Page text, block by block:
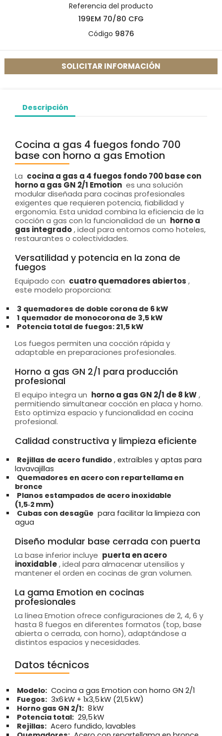
Referencia del producto
199EM 70/80 CFG
Código 9876
SOLICITAR INFORMACIÓN
Descripción
Cocina a gas 4 fuegos fondo 700
base con horno a gas Emotion
La cocina a gas a 4 fuegos fondo 700 base con
horno a gas GN 2/1 Emotion es una solución
modular diseñada para cocinas profesionales
exigentes que requieren potencia, fiabilidad y
ergonomía. Esta unidad combina la eficiencia de la
cocción a gas con la funcionalidad de un horno a
gas integrado, ideal para entornos como hoteles,
restaurantes o colectividades.
Versatilidad y potencia en la zona de
fuegos
Equipado con cuatro quemadores abiertos ,
este modelo proporciona:
3 quemadores de doble corona de 6 kW
1 quemador de monocorona de 3,5 kW
Potencia total de fuegos: 21,5 kW
Los fuegos permiten una cocción rápida y
adaptable en preparaciones profesionales.
Horno a gas GN 2/1 para producción
profesional
El equipo integra un horno a gas GN 2/1 de 8 kW,
permitiendo simultanear cocción en placa y horno.
Esto optimiza espacio y funcionalidad en cocina
profesional.
Calidad constructiva y limpieza eficiente
Rejillas de acero fundido , extraíbles y aptas para
lavavajillas
Quemadores en acero con repartellama en
bronce
Planos estampados de acero inoxidable
(1,5‑2 mm)
Cubas con desagüe para facilitar la limpieza con
agua
Diseño modular base cerrada con puerta
La base inferior incluye puerta en acero
inoxidable, ideal para almacenar utensilios y
mantener el orden en cocinas de gran volumen.
La gama Emotion en cocinas
profesionales
La línea Emotion ofrece configuraciones de 2, 4, 6 y
hasta 8 fuegos en diferentes formatos (top, base
abierta o cerrada, con horno), adaptándose a
distintos espacios y necesidades.
Datos técnicos
Modelo: Cocina a gas Emotion con horno GN 2/1
Fuegos: 3x6 kW + 1x3,5 kW (21,5 kW)
Horno gas GN 2/1: 8 kW
Potencia total: 29,5 kW
Rejillas: Acero fundido, lavables